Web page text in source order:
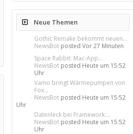
Neue Themen
Gothic Remake bekommt neuen...
NewsBot postedVor 27 Minuten
Space Rabbit: Mac-App...
NewsBot posted Heute um 15:52
Uhr
Vamo bringt Wärmepumpen von
Fox...
NewsBot posted Heute um 15:52
Uhr
Datenleck bei Framework:...
NewsBot posted Heute um 15:52
Uhr